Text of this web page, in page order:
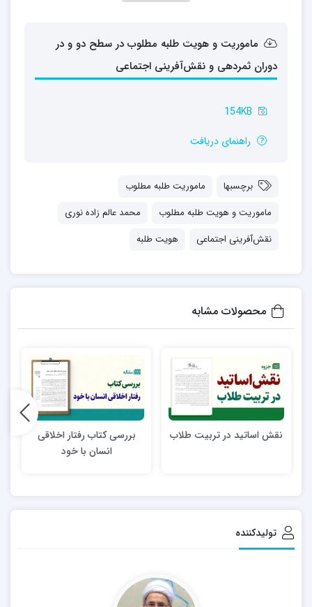
ماموریت و هویت طلبه مطلوب در سطح دو و در
دوران ثمردهی و نقش‌آفرینی اجتماعی
154KB
راهنمای دریافت
برچسبها
ماموریت طلبه مطلوب
ماموریت و هویت طلبه مطلوب
محمد عالم زاده نوری
نقش‌آفرینی اجتماعی
هویت طلبه
محصولات مشابه
نقش اساتید در تربیت طلاب
بررسی کتاب رفتار اخلاقی
انسان با خود
تولیدکننده